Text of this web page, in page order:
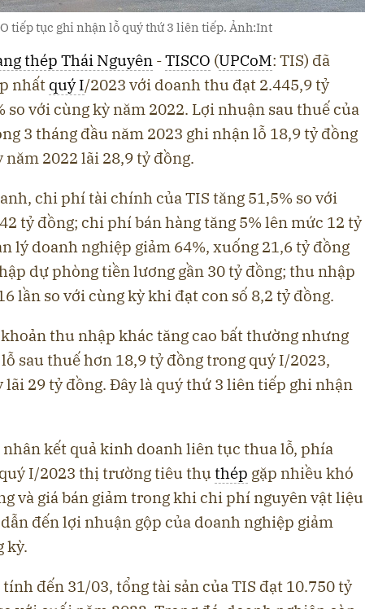
tiếp tục ghi nhận lỗ quý thứ 3 liên tiếp. Ảnh:Int
thép Thái Nguyên -TISCO (UPCoM: TIS) đã
nhất quý I/2023 với doanh thu đạt 2.445,9 tỷ
so với cùng kỳ năm 2022. Lợi nhuận sau thuế của
3 tháng đầu năm 2023 ghi nhận lỗ 18,9 tỷ đồng
2022 lãi 28,9 tỷ đồng.
chi phí tài chính của TIS tăng 51,5% so với
tỷ đồng; chi phí bán hàng tăng 5% lên mức 12 tỷ
lý doanh nghiệp giảm 64%, xuống 21,6 tỷ đồng
dự phòng tiền lương gần 30 tỷ đồng; thu nhập
lần so với cùng kỳ khi đạt con số 8,2 tỷ đồng.
thu nhập khác tăng cao bất thường nhưng
sau thuế hơn 18,9 tỷ đồng trong quý I/2023,
29 tỷ đồng. Đây là quý thứ 3 liên tiếp ghi nhận
nhân kết quả kinh doanh liên tục thua lỗ, phía
I/2023 thị trường tiêu thụ thép gặp nhiều khó
và giá bán giảm trong khi chi phí nguyên vật liệu
đến lợi nhuận gộp của doanh nghiệp giảm
kỳ.
tính đến 31/03, tổng tài sản của TIS đạt 10.750 tỷ